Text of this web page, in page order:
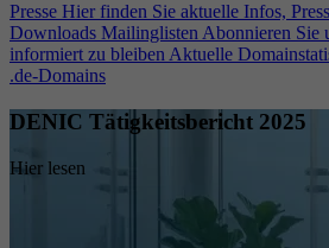
Presse Hier finden Sie aktuelle Infos,
Downloads Mailinglisten Abonnieren Sie
informiert zu bleiben Aktuelle
.de-Domains
DENIC Tätigkeitsbericht 2025
Hier lesen